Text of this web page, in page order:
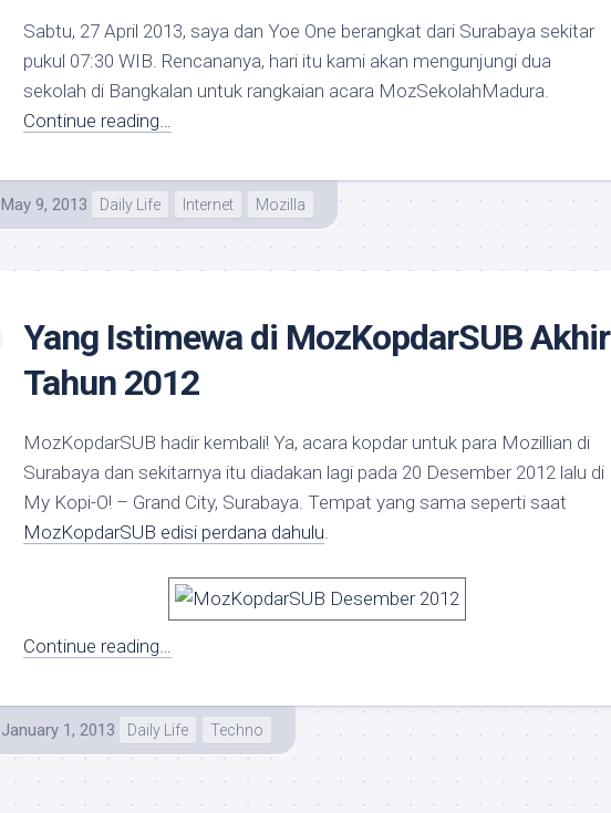
Sabtu, 27 April 2013, saya dan Yoe One berangkat dari Surabaya sekitar
pukul 07:30 WIB. Rencananya, hari itu kami akan mengunjungi dua
sekolah di Bangkalan untuk rangkaian acara MozSekolahMadura.
Continue reading…
May 9, 2013 Daily Life Internet Mozilla
Yang Istimewa di MozKopdarSUB Akhir
Tahun 2012
MozKopdarSUB hadir kembali! Ya, acara kopdar untuk para Mozillian di
Surabaya dan sekitarnya itu diadakan lagi pada 20 Desember 2012 lalu di
My Kopi-O! – Grand City, Surabaya. Tempat yang sama seperti saat
MozKopdarSUB edisi perdana dahulu.
Continue reading…
January 1, 2013 Daily Life Techno